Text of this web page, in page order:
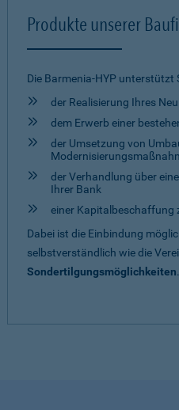
Produkte unserer
Die Barmenia-HYP unterstützt
der Realisierung Ihres
dem Erwerb einer
der Umsetzung von
der Verhandlung über
Ihrer Bank
einer Kapitalbeschaffung
Dabei ist die Einbindung
selbstverständlich wie die
Sondertilgungsmöglichkeiten.